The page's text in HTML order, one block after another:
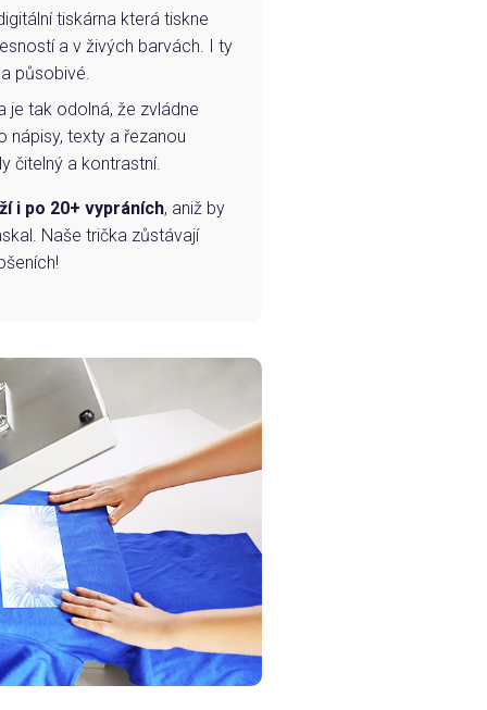
tiskárna která tiskne
a v živých barvách. I ty
působivé.
je tak odolná, že zvládne
nápisy, texty a řezanou
čitelný a kontrastní.
i po 20+ vypráních, aniž by
Naše trička zůstávají